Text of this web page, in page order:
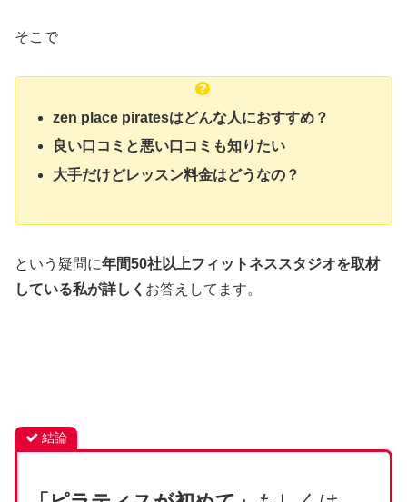
そこで
zen place piratesはどんな人におすすめ？
良い口コミと悪い口コミも知りたい
大手だけどレッスン料金はどうなの？
という疑問に年間50社以上フィットネススタジオを取材
している私が詳しく お答えしてます。
結論